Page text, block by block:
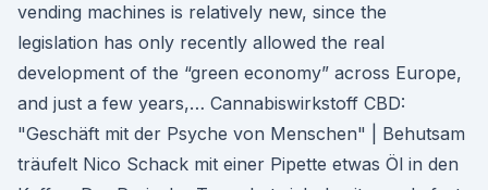
vending machines is relatively new, since the
legislation has only recently allowed the real
development of the “green economy” across Europe,
and just a few years,… Cannabiswirkstoff CBD:
"Geschäft mit der Psyche von Menschen" | Behutsam
träufelt Nico Schack mit einer Pipette etwas Öl in den